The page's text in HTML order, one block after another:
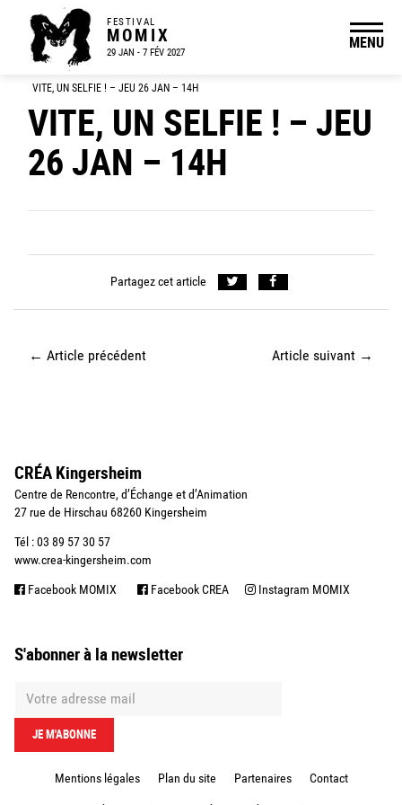
FESTIVAL
MOMIX
29 JAN - 7 FÉV 2027
MENU
VITE, UN SELFIE ! – JEU 26 JAN – 14H
VITE, UN SELFIE ! – JEU
26 JAN – 14H
Partagez cet article
← Article précédent Article suivant →
CRÉA Kingersheim
Centre de Rencontre, d’Échange et d’Animation
27 rue de Hirschau 68260 Kingersheim
Tél : 03 89 57 30 57
www.crea-kingersheim.com
Facebook MOMIX Facebook CREA Instagram MOMIX
S'abonner à la newsletter
Mentions légales Plan du site Partenaires Contact